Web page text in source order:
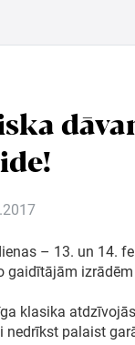
– 13. un 14.
gaidītājām izrādēm
klasika
nedrīkst palaist